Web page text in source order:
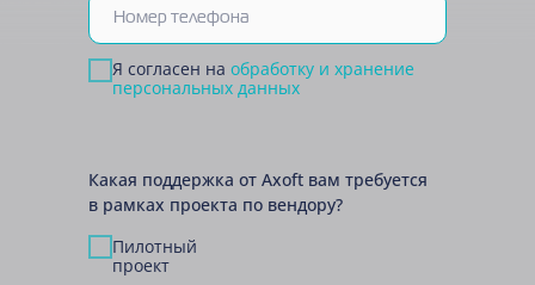
Я согласен на обработку и хранение
персональных данных
Какая поддержка от Axoft вам требуется
в рамках проекта по вендору?
Пилотный
проект